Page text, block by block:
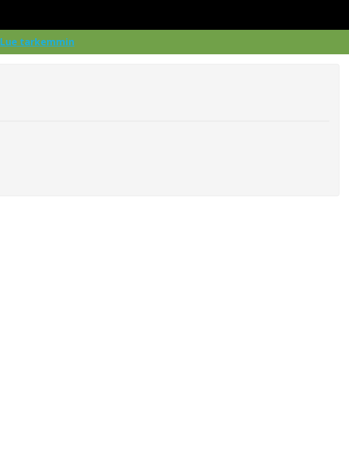
Lue tarkemmin